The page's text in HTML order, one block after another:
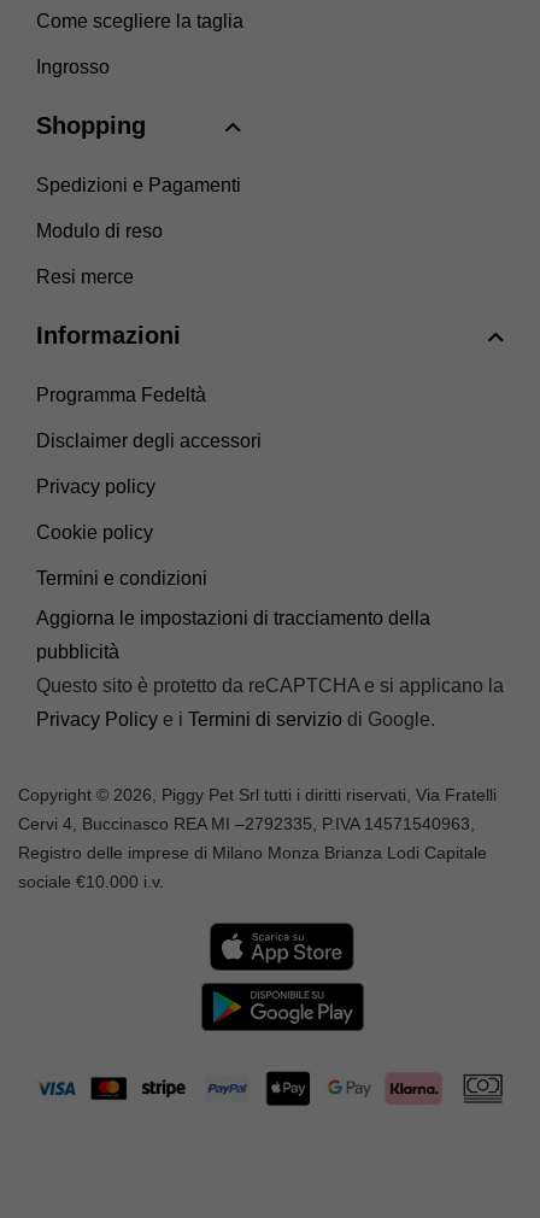
Come scegliere la taglia
Ingrosso
Shopping
Spedizioni e Pagamenti
Modulo di reso
Resi merce
Informazioni
Programma Fedeltà
Disclaimer degli accessori
Privacy policy
Cookie policy
Termini e condizioni
Aggiorna le impostazioni di tracciamento della
pubblicità
Questo sito è protetto da reCAPTCHA e si applicano la
Privacy Policy e i Termini di servizio di Google.
Copyright © 2026, Piggy Pet Srl tutti i diritti riservati, Via Fratelli
Cervi 4, Buccinasco REA MI –2792335 , P.IVA 14571540963,
Registro delle imprese di Milano Monza Brianza Lodi Capitale
sociale €10.000 i.v.